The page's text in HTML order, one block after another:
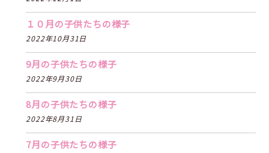
１０月の子供たちの様子
2022年10月31日
9月の子供たちの様子
2022年9月30日
8月の子供たちの様子
2022年8月31日
7月の子供たちの様子